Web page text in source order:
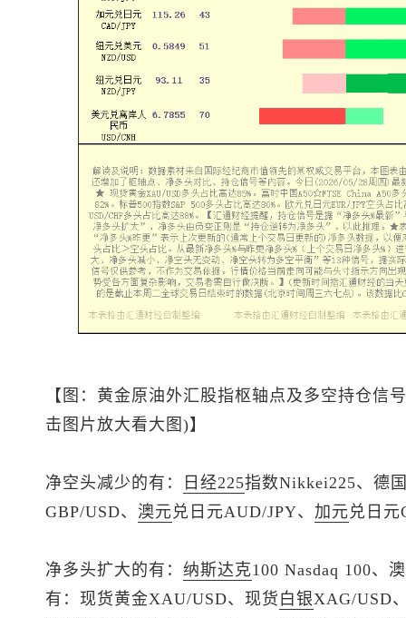
【图：黄金原油外汇股指枢轴点及多空持仓信
击图片放大看大图)】
净空头减少的有： 日经225指数Nikkei225、德
GBP/USD、 澳元兑日元AUD/JPY、 加元兑日元
净多头扩大的有： 纳斯达克100 Nasdaq 100、
有： 现货黄金XAU/USD、 现货 白银XAG/USD